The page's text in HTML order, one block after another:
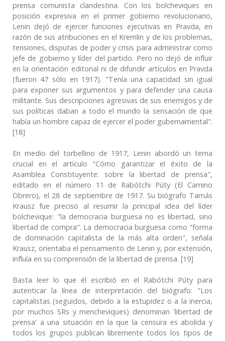
prensa comunista clandestina. Con los bolcheviques en
posición expresiva en el primer gobierno revolucionario,
Lenin dejó de ejercer funciones ejecutivas en Pravda, en
razón de sus atribuciones en el Kremlin y de los problemas,
tensiones, disputas de poder y crisis para administrar como
jefe de gobierno y líder del partido. Pero no dejó de influir
en la orientación editorial ni de difundir artículos en Pravda
(fueron 47 sólo en 1917). "Tenía una capacidad sin igual
para exponer sus argumentos y para defender una causa
militante. Sus descripciones agresivas de sus enemigos y de
sus políticas daban a todo el mundo la sensación de que
había un hombre capaz de ejercer el poder gubernamental".
[18]
En medio del torbellino de 1917, Lenin abordó un tema
crucial en el artículo "Cómo garantizar el éxito de la
Asamblea Constituyente: sobre la libertad de prensa",
editado en el número 11 de Rabótchi Púty (El Camino
Obrero), el 28 de septiembre de 1917. Su biógrafo Tamás
Krausz fue preciso al resumir la principal idea del líder
bolchevique: "la democracia burguesa no es libertad, sino
libertad de compra". La democracia burguesa como "forma
de dominación capitalista de la más alta orden", señala
Krausz, orientaba el pensamiento de Lenin y, por extensión,
influía en su comprensión de la libertad de prensa. [19]
Basta leer lo que él escribió en el Rabótchi Púty para
autenticar la línea de interpretación del biógrafo: "Los
capitalistas (seguidos, debido a la estupidez o a la inercia,
por muchos SRs y mencheviques) denominan 'libertad de
prensa' a una situación en la que la censura es abolida y
todos los grupos publican libremente todos los tipos de